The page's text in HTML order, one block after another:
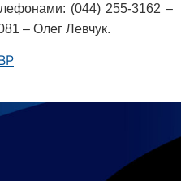
(044) 255-3162 –
– Олег Левчук.